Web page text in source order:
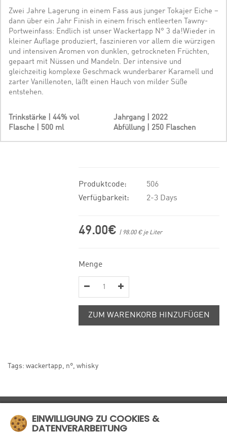
Zwei Jahre Lagerung in einem Fass aus junger Tokajer Eiche –
dann über ein Jahr Finish in einem frisch entleerten Tawny-
Portweinfass: Endlich ist unser Wackertapp N° 3 da!Wieder in
kleiner Auflage produziert, faszinieren vor allem die würzigen
und intensiven Aromen von dunklen, getrockneten Früchten,
gepaart mit Nüssen und Mandeln. Der intensive und
gleichzeitig komplexe Geschmack wunderbarer Karamell und
zarter Vanillenoten, läßt einen Hauch von milder Süße
entstehen.
Trinkstärke | 44% vol
Jahrgang | 2022
Flasche | 500 ml
Abfüllung | 250 Flaschen
Produktcode:
506
Verfügbarkeit:
2-3 Days
49.00€ | 98.00 € je Liter
Menge
ZUM WARENKORB HINZUFÜGEN
Tags: wackertapp n° whisky
INFORMATIONEN
EINWILLIGUNG ZU COOKIES &
DATENVERARBEITUNG